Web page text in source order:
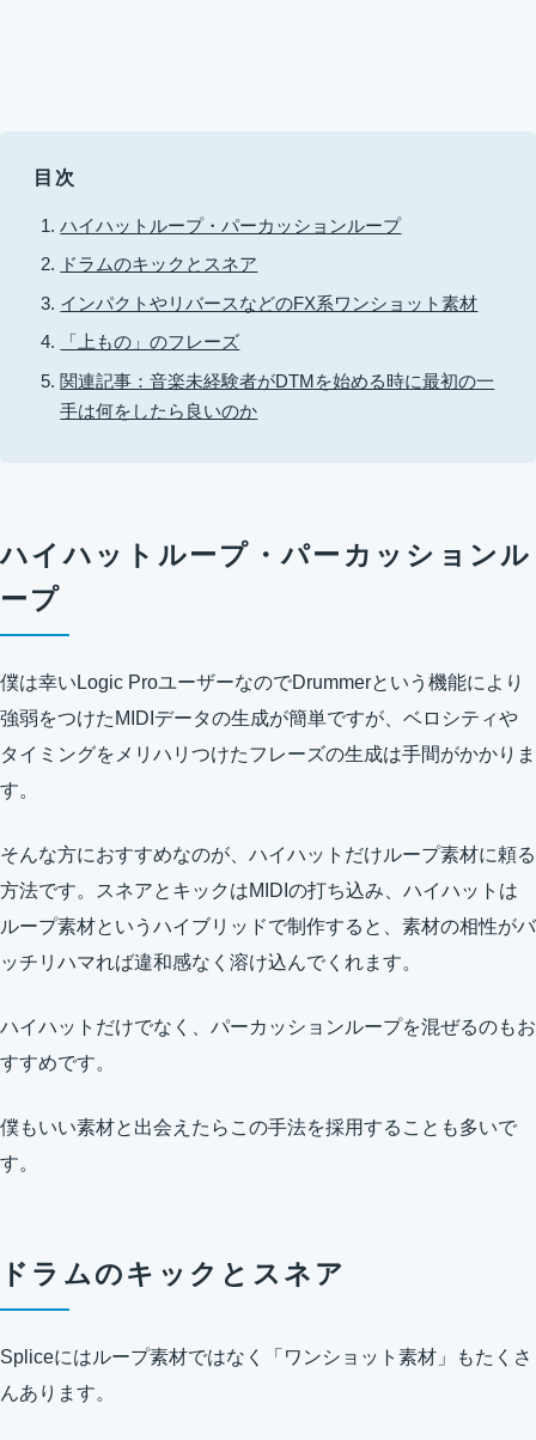
目次
ハイハットループ・パーカッションループ
ドラムのキックとスネア
インパクトやリバースなどのFX系ワンショット素材
「上もの」のフレーズ
関連記事：音楽未経験者がDTMを始める時に最初の一
手は何をしたら良いのか
ハイハットループ・パーカッションル
ープ
僕は幸いLogic ProユーザーなのでDrummerという機能により
強弱をつけたMIDIデータの生成が簡単ですが、ベロシティや
タイミングをメリハリつけたフレーズの生成は手間がかかりま
す。
そんな方におすすめなのが、ハイハットだけループ素材に頼る
方法です。スネアとキックはMIDIの打ち込み、ハイハットは
ループ素材というハイブリッドで制作すると、素材の相性がバ
ッチリハマれば違和感なく溶け込んでくれます。
ハイハットだけでなく、パーカッションループを混ぜるのもお
すすめです。
僕もいい素材と出会えたらこの手法を採用することも多いで
す。
ドラムのキックとスネア
Spliceにはループ素材ではなく「ワンショット素材」もたくさ
んあります。